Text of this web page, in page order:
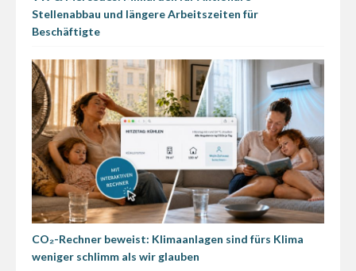
Stellenabbau und längere Arbeitszeiten für
Beschäftigte
CO₂-Rechner beweist: Klimaanlagen sind fürs Klima
weniger schlimm als wir glauben